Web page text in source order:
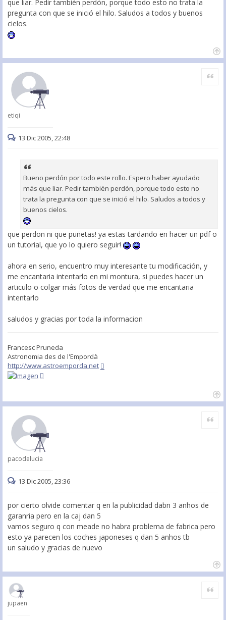
que liar. Pedir también perdón, porque todo esto no trata la
pregunta con que se inició el hilo. Saludos a todos y buenos
cielos.
etiqi
Citar
13 Dic 2005, 22:48
Bueno perdón por todo este rollo. Espero haber ayudado
más que liar. Pedir también perdón, porque todo esto no
trata la pregunta con que se inició el hilo. Saludos a todos y
buenos cielos.
que perdon ni que puñetas! ya estas tardando en hacer un pdf o
un tutorial, que yo lo quiero seguir!
ahora en serio, encuentro muy interesante tu modificación, y
me encantaria intentarlo en mi montura, si puedes hacer un
articulo o colgar más fotos de verdad que me encantaria
intentarlo
saludos y gracias por toda la informacion
Francesc Pruneda
Astronomia des de l'Empordà
http://www.astroemporda.net
pacodelucia
Citar
13 Dic 2005, 23:36
por cierto olvide comentar q en la publicidad dabn 3 anhos de
garanria pero en la caj dan 5
vamos seguro q con meade no habra problema de fabrica pero
esto ya parecen los coches japoneses q dan 5 anhos tb
un saludo y gracias de nuevo
jupaen
Citar